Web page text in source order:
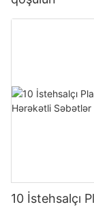
10 İstehsalçı